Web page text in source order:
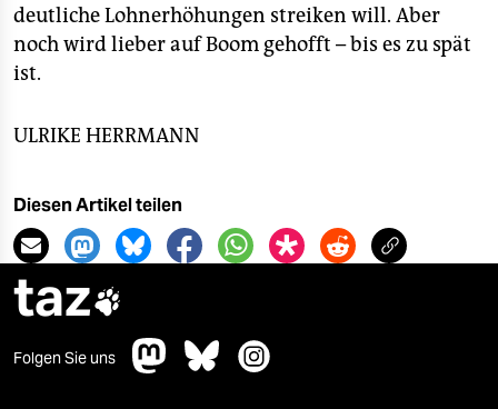
deutliche Lohnerhöhungen streiken will. Aber
noch wird lieber auf Boom gehofft – bis es zu spät
ist.
ULRIKE HERRMANN
Diesen Artikel teilen
taz
Folgen Sie uns